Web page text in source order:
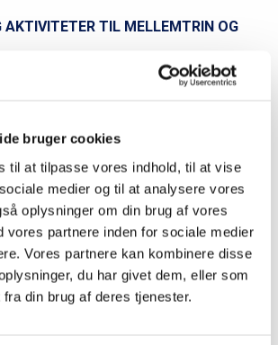
bruger cookies
til at tilpasse vores indhold, til at vise
medier og til at analysere vores
oplysninger om din brug af vores
vores partnere inden for sociale medier
Vores partnere kan kombinere disse
du har givet dem, eller som
din brug af deres tjenester.
AKTIVITETER TIL MELLEMTRIN OG
Genforeningen 1920
optakten til Genforeningen 1920.
om Danmarks
om afstemningen om Danmarks
der tager udgangspunkt i